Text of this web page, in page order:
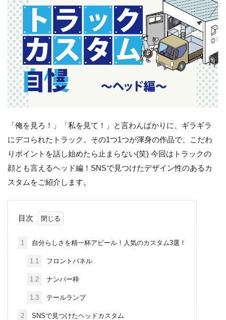
「俺を見ろ！」「私を見て！」と言わんばかりに、ギラギラ
にデコられたトラック。その1つ1つが渾身の作品で、こだわ
りポイントを話し始めたら止まらない(笑) 今回はトラックの
顔とも言えるヘッド編！SNSで見つけたデザイン性のあるカ
スタムをご紹介します。
目次
1 自分らしさを精一杯アピール！人気のカスタム3選！
1.1 フロントパネル
1.2 ナンバー枠
1.3 テールランプ
2 SNSで見つけたヘッドカスタム